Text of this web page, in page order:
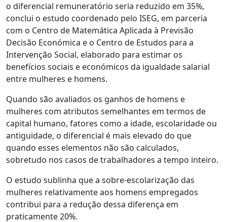
o diferencial remuneratório seria reduzido em 35%,
conclui o estudo coordenado pelo ISEG, em parceria
com o Centro de Matemática Aplicada à Previsão
Decisão Económica e o Centro de Estudos para a
Intervenção Social, elaborado para estimar os
benefícios sociais e económicos da igualdade salarial
entre mulheres e homens.
Quando são avaliados os ganhos de homens e
mulheres com atributos semelhantes em termos de
capital humano, fatores como a idade, escolaridade ou
antiguidade, o diferencial é mais elevado do que
quando esses elementos não são calculados,
sobretudo nos casos de trabalhadores a tempo inteiro.
O estudo sublinha que a sobre-escolarização das
mulheres relativamente aos homens empregados
contribui para a redução dessa diferença em
praticamente 20%.